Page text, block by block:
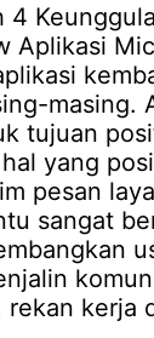
4
Aplikasi
masing.
tujuan
yang
pesan
sangat
rekan kerja